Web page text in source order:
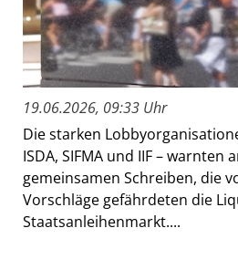
19.06.2026, 09:33 Uhr
Die starken
ISDA, SIFMA und IIF – warnten
gemeinsamen Schreiben, die
Vorschläge gefährdeten die
Staatsanleihenmarkt....